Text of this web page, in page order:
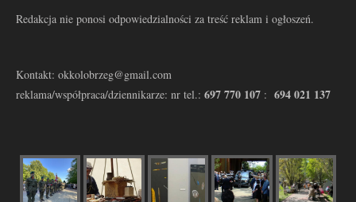
Redakcja nie ponosi odpowiedzialności za treść reklam i ogłoszeń.
Kontakt: okkolobrzeg@gmail.com
reklama/współpraca/dziennikarze: nr tel.: 697 770 107 : 694 021 137